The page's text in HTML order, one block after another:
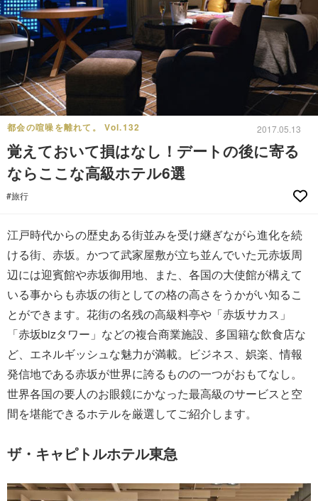
都会の喧噪を離れて。 Vol.132 2017.05.13
覚えておいて損はなし！デートの後に寄る
ならここな高級ホテル6選
#旅行
江戸時代からの歴史ある街並みを受け継ぎながら進化を続
ける街、赤坂。かつて武家屋敷が立ち並んでいた元赤坂周
辺には迎賓館や赤坂御用地、また、各国の大使館が構えて
いる事からも赤坂の街としての格の高さをうかがい知るこ
とができます。花街の名残の高級料亭や「赤坂サカス」
「赤坂bizタワー」などの複合商業施設、多国籍な飲食店な
ど、エネルギッシュな魅力が満載。ビジネス、娯楽、情報
発信地である赤坂が世界に誇るものの一つがおもてなし。
世界各国の要人のお眼鏡にかなった最高級のサービスと空
間を堪能できるホテルを厳選してご紹介します。
ザ・キャピトルホテル東急